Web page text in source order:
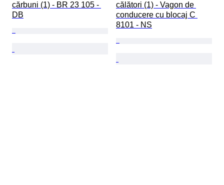
cărbuni (1) - BR 23 105 -
DB
călători (1) - Vagon de
conducere cu blocaj C
8101 - NS